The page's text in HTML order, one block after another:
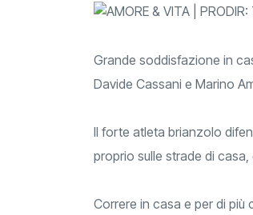
Grande soddisfazione in
Davide Cassani e Marino
Il forte atleta brianzolo
proprio sulle strade di
Correre in casa e per di